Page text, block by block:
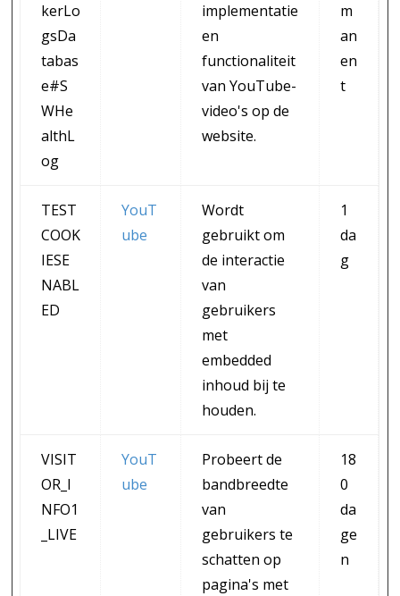
kerLo
gsDa
tabas
e#S
WHe
althL
og
implementatie
en
functionaliteit
van YouTube-
video's op de
website.
m
an
en
t
TEST
COOK
IESE
NABL
ED
YouT
ube
Wordt
gebruikt om
de interactie
van
gebruikers
met
embedded
inhoud bij te
houden.
1
da
g
VISIT
OR_I
NFO1
_LIVE
YouT
ube
Probeert de
bandbreedte
van
gebruikers te
schatten op
pagina's met
18
0
da
ge
n